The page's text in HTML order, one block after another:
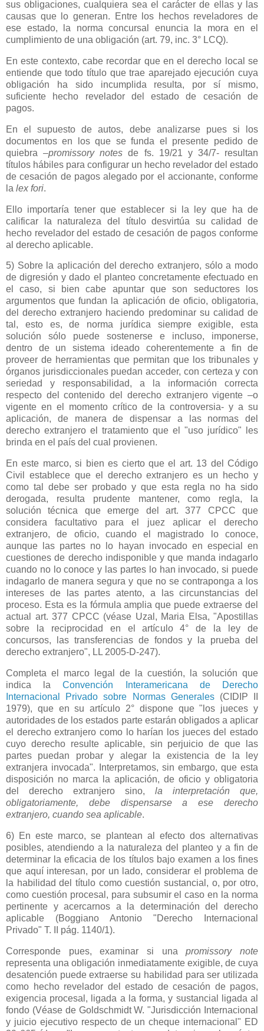
sus obligaciones, cualquiera sea el carácter de ellas y las
causas que lo generan. Entre los hechos reveladores de
ese estado, la norma concursal enuncia la mora en el
cumplimiento de una obligación (art. 79, inc. 3° LCQ).
En este contexto, cabe recordar que en el derecho local se
entiende que todo título que trae aparejado ejecución cuya
obligación ha sido incumplida resulta, por sí mismo,
suficiente hecho revelador del estado de cesación de
pagos.
En el supuesto de autos, debe analizarse pues si los
documentos en los que se funda el presente pedido de
quiebra –promissory notes de fs. 19/21 y 34/7- resultan
títulos hábiles para configurar un hecho revelador del estado
de cesación de pagos alegado por el accionante, conforme
la lex fori.
Ello importaría tener que establecer si la ley que ha de
calificar la naturaleza del título desvirtúa su calidad de
hecho revelador del estado de cesación de pagos conforme
al derecho aplicable.
5) Sobre la aplicación del derecho extranjero, sólo a modo
de digresión y dado el planteo concretamente efectuado en
el caso, si bien cabe apuntar que son seductores los
argumentos que fundan la aplicación de oficio, obligatoria,
del derecho extranjero haciendo predominar su calidad de
tal, esto es, de norma jurídica siempre exigible, esta
solución sólo puede sostenerse e incluso, imponerse,
dentro de un sistema ideado coherentemente a fin de
proveer de herramientas que permitan que los tribunales y
órganos jurisdiccionales puedan acceder, con certeza y con
seriedad y responsabilidad, a la información correcta
respecto del contenido del derecho extranjero vigente –o
vigente en el momento crítico de la controversia- y a su
aplicación, de manera de dispensar a las normas del
derecho extranjero el tratamiento que el "uso jurídico" les
brinda en el país del cual provienen.
En este marco, si bien es cierto que el art. 13 del Código
Civil establece que el derecho extranjero es un hecho y
como tal debe ser probado y que esta regla no ha sido
derogada, resulta prudente mantener, como regla, la
solución técnica que emerge del art. 377 CPCC que
considera facultativo para el juez aplicar el derecho
extranjero, de oficio, cuando el magistrado lo conoce,
aunque las partes no lo hayan invocado en especial en
cuestiones de derecho indisponible y que manda indagarlo
cuando no lo conoce y las partes lo han invocado, si puede
indagarlo de manera segura y que no se contraponga a los
intereses de las partes atento, a las circunstancias del
proceso. Esta es la fórmula amplia que puede extraerse del
actual art. 377 CPCC (véase Uzal, Maria Elsa, "Apostillas
sobre la reciprocidad en el artículo 4° de la ley de
concursos, las transferencias de fondos y la prueba del
derecho extranjero", LL 2005-D-247).
Completa el marco legal de la cuestión, la solución que
indica laConvención Interamericana de Derecho
Internacional Privado sobre Normas Generales(CIDIP II
1979), que en su artículo 2° dispone que "los jueces y
autoridades de los estados parte estarán obligados a aplicar
el derecho extranjero como lo harían los jueces del estado
cuyo derecho resulte aplicable, sin perjuicio de que las
partes puedan probar y alegar la existencia de la ley
extranjera invocada". Interpretamos, sin embargo, que esta
disposición no marca la aplicación, de oficio y obligatoria
del derecho extranjero sino, la interpretación que,
obligatoriamente, debe dispensarse a ese derecho
extranjero, cuando sea aplicable.
6) En este marco, se plantean al efecto dos alternativas
posibles, atendiendo a la naturaleza del planteo y a fin de
determinar la eficacia de los títulos bajo examen a los fines
que aquí interesan, por un lado, considerar el problema de
la habilidad del título como cuestión sustancial, o, por otro,
como cuestión procesal, para subsumir el caso en la norma
pertinente y acercarnos a la determinación del derecho
aplicable (Boggiano Antonio "Derecho Internacional
Privado" T. II pág. 1140/1).
Corresponde pues, examinar si unapromissory note
representa una obligación inmediatamente exigible, de cuya
desatención puede extraerse su habilidad para ser utilizada
como hecho revelador del estado de cesación de pagos,
exigencia procesal, ligada a la forma, y sustancial ligada al
fondo (Véase de Goldschmidt W. "Jurisdicción Internacional
y juicio ejecutivo respecto de un cheque internacional" ED